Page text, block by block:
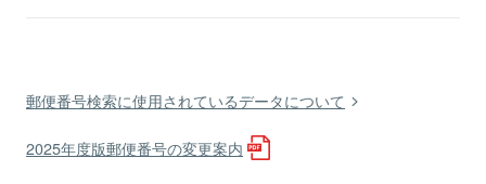
郵便番号検索に使用されているデータについて
2025年度版郵便番号の変更案内